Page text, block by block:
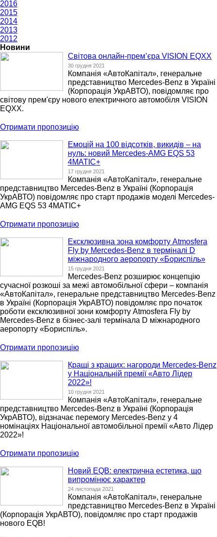
2016
2015
2014
2013
2012
Новини
Світова онлайн-прем’єра VISION EQXX
30 грудня 2021
Компанія «АвтоКапітал», генеральне
представництво Mercedes-Benz в Україні
(Корпорація УкрАВТО), повідомляє про
світову прем'єру нового електричного автомобіля VISION
EQXX.
Отримати пропозицію
Емоцій на 100 відсотків, викидів – на
нуль: новий Mercedes-AMG EQS 53
4MATIC+
17 грудня 2021
Компанія «АвтоКапітал», генеральне
представництво Mercedes-Benz в Україні (Корпорація
УкрАВТО) повідомляє про старт продажів моделі Mercedes-
AMG EQS 53 4MATIC+
Отримати пропозицію
Ексклюзивна зона комфорту Atmosfera
Fly by Mercedes-Benz в терміналі D
міжнародного аеропорту «Бориспіль»
15 грудня 2021
Mercedes-Benz розширює концепцію
сучасної розкоші за межі автомобільної сфери – компанія
«АвтоКапітал», генеральне представництво Mercedes-Benz
в Україні (Корпорація УкрАВТО) повідомляє про початок
роботи ексклюзивної зони комфорту Atmosfera Fly by
Mercedes-Benz в бізнес-залі термінала D міжнародного
аеропорту «Бориспіль».
Отримати пропозицію
Кращі з кращих: нагороди Mercedes-Benz
у Національній премії «Авто Лідер
2022»!
10 грудня 2021
Компанія «АвтоКапітал», генеральне
представництво Mercedes-Benz в Україні (Корпорація
УкрАВТО), відзначає перемогу Mercedes-Benz у 4
номінаціях Національної автомобільної премії «Авто Лідер
2022»!
Отримати пропозицію
Новий EQB: електрична естетика, що
випромінює характер
24 листопада 2021
Компанія «АвтоКапітал», генеральне
представництво Mercedes-Benz в Україні
(Корпорація УкрАВТО), повідомляє про старт продажів
нового EQB!